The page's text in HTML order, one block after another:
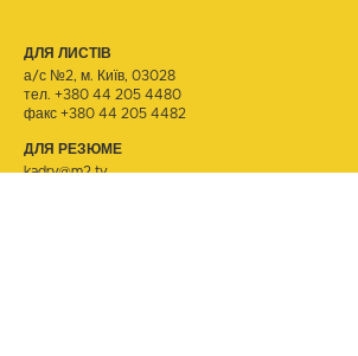
ДЛЯ ЛИСТІВ
а/с №2, м. Київ, 03028
тел. +380 44 205 4480
факс +380 44 205 4482
ДЛЯ РЕЗЮМЕ
kadry@m2.tv